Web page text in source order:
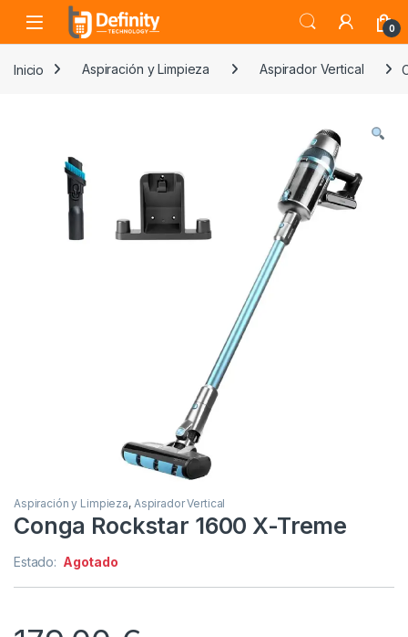
Skip to navigation
Skip to content
Open 0
Inicio Aspiración y Limpieza Aspirador Vertical
Aspiración y Limpieza, Aspirador Vertical
Conga Rockstar 1600 X-Treme
Estado: Agotado